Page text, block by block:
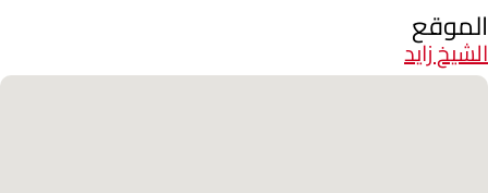
الموقع
الشيخ زايد